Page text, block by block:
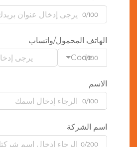
0/100
الهاتف المحمول/واتساب
Code
0/100
الاسم
0/100
اسم الشركة
0/200